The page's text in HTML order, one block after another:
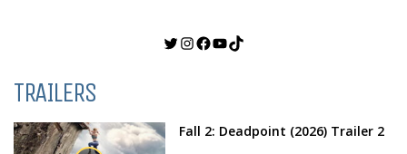
Twitter
Instagram
Facebook
YouTube
TikTok
TRAILERS
Fall 2: Deadpoint (2026) Trailer 2